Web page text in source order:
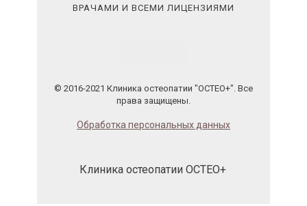
ВРАЧАМИ И ВСЕМИ ЛИЦЕНЗИЯМИ
© 2016-2021 Клиника остеопатии "ОСТЕО+". Все
права защищены.
Обработка персональных данных
Клиника остеопатии ОСТЕО+